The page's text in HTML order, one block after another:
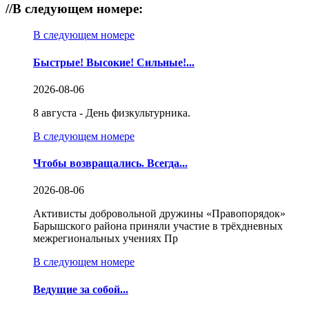
//В следующем номере:
В следующем номере
Быстрые! Высокие! Сильные!...
2026-08-06
8 августа - День физкультурника.
В следующем номере
Чтобы возвращались. Всегда...
2026-08-06
Активисты добровольной дружины «Правопорядок»
Барышского района приняли участие в трёхдневных
межрегиональных учениях Пр
В следующем номере
Ведущие за собой...